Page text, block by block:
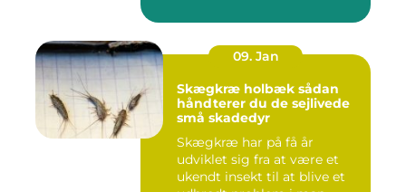
09. Jan
Skægkræ holbæk sådan
håndterer du de sejlivede
små skadedyr
Skægkræ har på få år
udviklet sig fra at være et
ukendt insekt til at blive et